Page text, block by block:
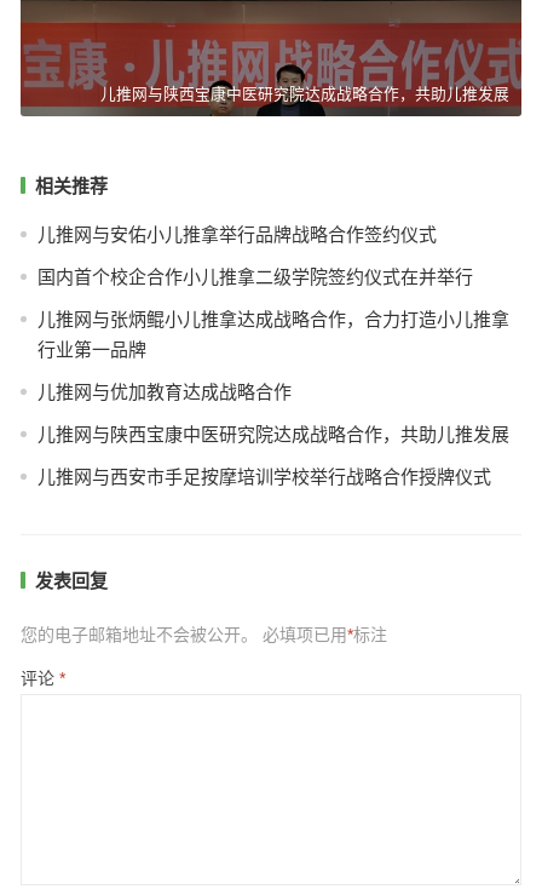
儿推网与陕西宝康中医研究院达成战略合作，共助儿推发展
相关推荐
儿推网与安佑小儿推拿举行品牌战略合作签约仪式
国内首个校企合作小儿推拿二级学院签约仪式在并举行
儿推网与张炳鲲小儿推拿达成战略合作，合力打造小儿推拿
行业第一品牌
儿推网与优加教育达成战略合作
儿推网与陕西宝康中医研究院达成战略合作，共助儿推发展
儿推网与西安市手足按摩培训学校举行战略合作授牌仪式
发表回复
您的电子邮箱地址不会被公开。 必填项已用*标注
评论 *